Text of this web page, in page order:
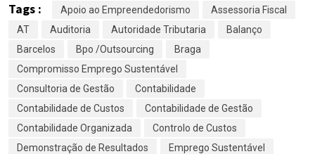
Tags : Apoio ao Empreendedorismo
Assessoria Fiscal
AT
Auditoria Autoridade Tributaria
Balanço
Barcelos
Bpo /Outsourcing
Braga
Compromisso Emprego Sustentável
Consultoria de Gestão
Contabilidade
Contabilidade de Custos
Contabilidade de Gestão
Contabilidade Organizada
Controlo de Custos
Demonstração de Resultados
Emprego Sustentável